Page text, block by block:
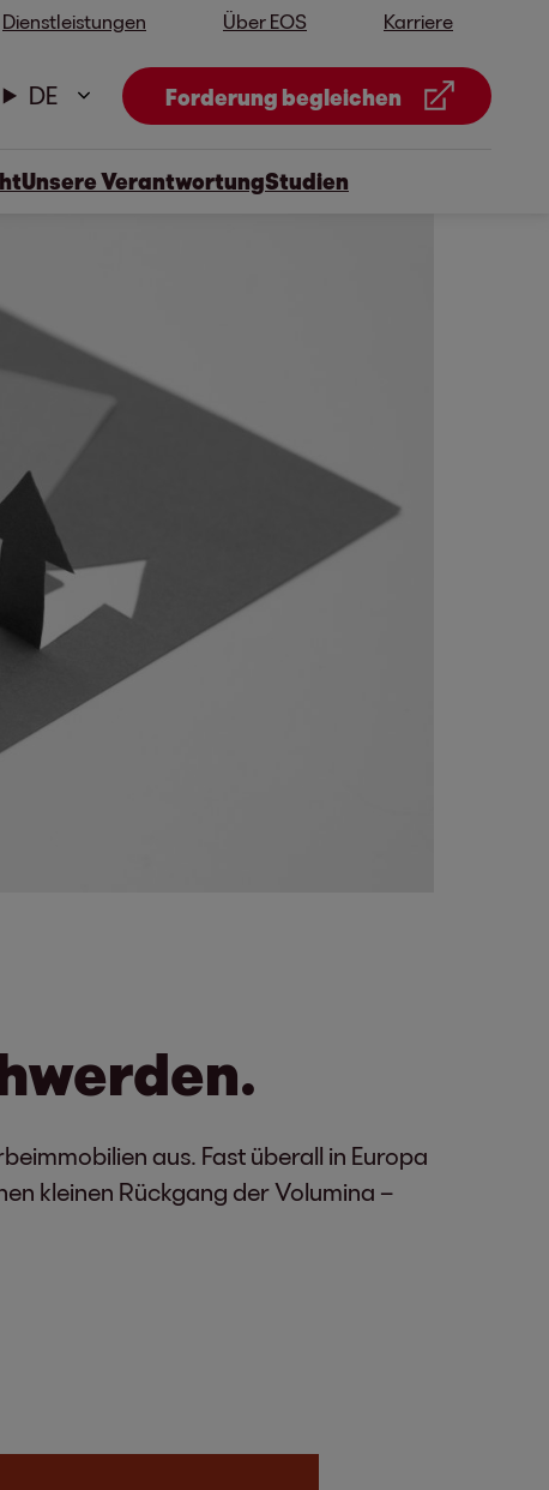
Dienstleistungen Über EOS Karriere
DE Forderung begleichen
Unsere VerantwortungStudien
aus. Fast überall in Europa
kleinen Rückgang der Volumina –